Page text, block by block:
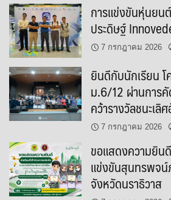
การแข่งขันหุ่นย
ประดิษฐ์
7 กรกฎาคม 2026
ยินดีกับนักเรียน โ
ม.6/12 ผ่านการ
คว้ารางวัลชนะเ
7 กรกฎาคม 2026
ขอแสดงความยิน
แข่งขันสุนทรพจน์
จังหวัดนราธิวาส